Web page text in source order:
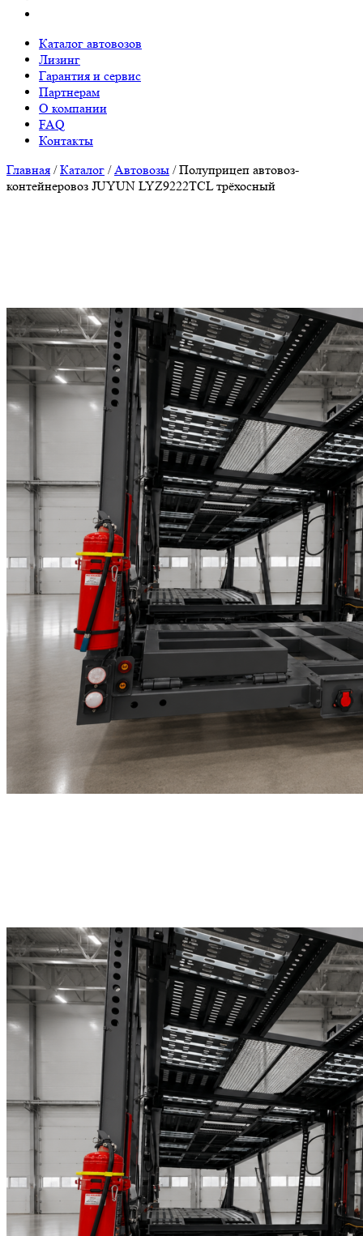
Каталог автовозов
Лизинг
Гарантия и сервис
Партнерам
О компании
FAQ
Контакты
Главная /Каталог /Автовозы /Полуприцеп автовоз-
контейнеровоз JUYUN LYZ9222TCL трёхосный